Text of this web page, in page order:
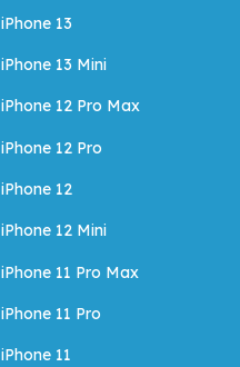
iPhone 13
iPhone 13 Mini
iPhone 12 Pro Max
iPhone 12 Pro
iPhone 12
iPhone 12 Mini
iPhone 11 Pro Max
iPhone 11 Pro
iPhone 11